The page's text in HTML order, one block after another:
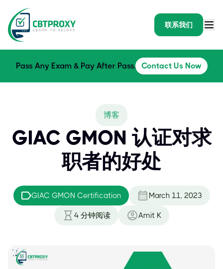
联系我们
Pass Any Exam & Pay After Pass. Contact Us Now
博客
GIAC GMON 认证对求
职者的好处
GIAC GMON Certification March 11, 2023
4 分钟阅读 Amit K